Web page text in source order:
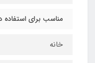
مناسب برای استفاده
خانه